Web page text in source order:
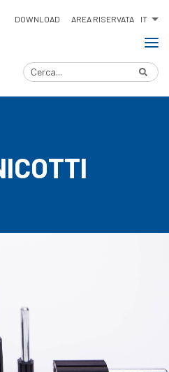
DOWNLOAD AREA RISERVATA IT